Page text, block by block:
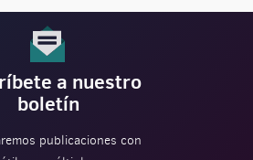
a nuestro
boletín
publicaciones con